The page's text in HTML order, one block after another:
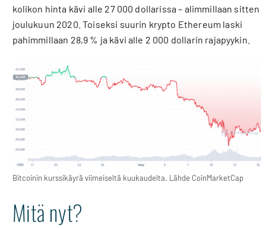
kolikon hinta kävi alle 27 000 dollarissa – alimmillaan sitten
joulukuun 2020. Toiseksi suurin krypto Ethereum laski
pahimmillaan 28,9 % ja kävi alle 2 000 dollarin rajapyykin.
Bitcoinin kurssikäyrä viimeiseltä kuukaudelta. Lähde CoinMarketCap
Mitä nyt?